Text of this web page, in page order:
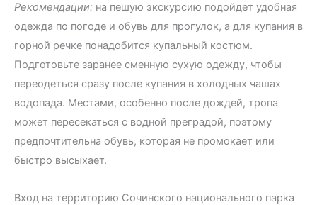
Рекомендации: на пешую экскурсию подойдет удобная
одежда по погоде и обувь для прогулок, а для купания в
горной речке понадобится купальный костюм.
Подготовьте заранее сменную сухую одежду, чтобы
переодеться сразу после купания в холодных чашах
водопада. Местами, особенно после дождей, тропа
может пересекаться с водной преградой, поэтому
предпочтительна обувь, которая не промокает или
быстро высыхает.
Вход на территорию Сочинского национального парка